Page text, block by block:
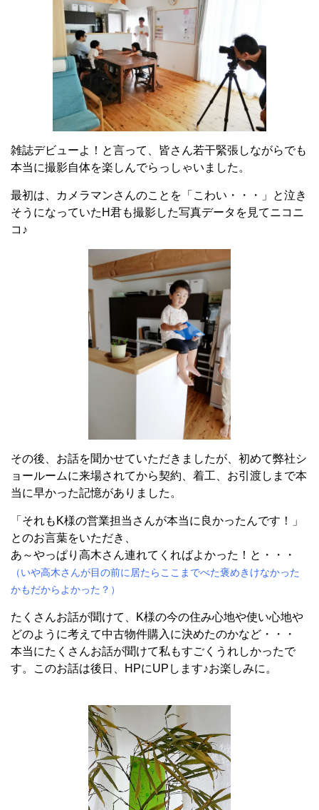
雑誌デビューよ！と言って、皆さん若干緊張しながらでも
本当に撮影自体を楽しんでらっしゃいました。
最初は、カメラマンさんのことを「こわい・・・」と泣き
そうになっていたH君も撮影した写真データを見てニコニ
コ♪
その後、お話を聞かせていただきましたが、初めて弊社シ
ョールームに来場されてから契約、着工、お引渡しまで本
当に早かった記憶がありました。
「それもK様の営業担当さんが本当に良かったんです！」
とのお言葉をいただき、
あ～やっぱり高木さん連れてくればよかった！と・・・
（いや高木さんが目の前に居たらここまでべた褒めきけなかった
かもだからよかった？）
たくさんお話が聞けて、K様の今の住み心地や使い心地や
どのように考えて中古物件購入に決めたのかなど・・・
本当にたくさんお話が聞けて私もすごくうれしかったで
す。このお話は後日、HPにUPします♪お楽しみに。